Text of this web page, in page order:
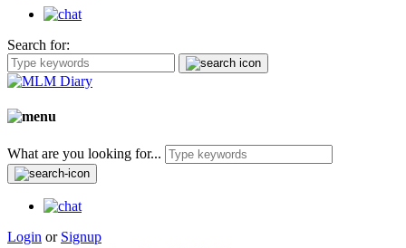
Search for:
What are you looking for...
Login or Signup